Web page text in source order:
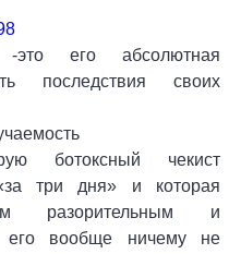
это его абсолютная
последствия своих
ботоксный чекист
три дня» и которая
разорительным и
его вообще ничему не